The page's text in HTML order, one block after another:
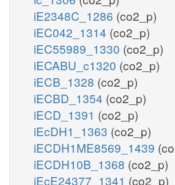
iE2348C_1286 (co2_p)
iEC042_1314 (co2_p)
iEC55989_1330 (co2_p)
iECABU_c1320 (co2_p)
iECB_1328 (co2_p)
iECBD_1354 (co2_p)
iECD_1391 (co2_p)
iEcDH1_1363 (co2_p)
iECDH1ME8569_1439
iECDH10B_1368 (co2_p)
iEcE24377_1341 (co2_p)